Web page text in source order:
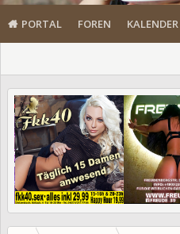
PORTAL FOREN KALENDER